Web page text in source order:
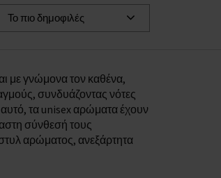
Το πιο δημοφιλές
με γνώμονα τον καθένα,
συνδυάζοντας νότες
τα unisex αρώματα έχουν
σύνθεσή τους
αρώματος, ανεξάρτητα